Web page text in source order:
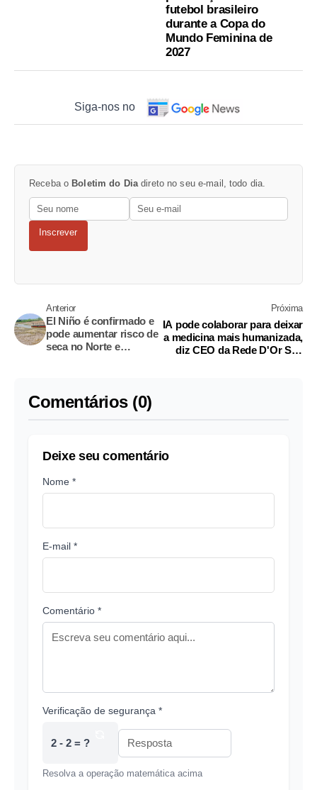
futebol brasileiro
durante a Copa do
Mundo Feminina de
2027
Siga-nos no
Receba o Boletim do Diadireto no seu e-mail, todo dia.
Inscrever
Anterior
El Niño é confirmado e
pode aumentar risco de
seca no Norte e
Próxima
IA pode colaborar para deixar
a medicina mais humanizada,
diz CEO da Rede D'Or São
Comentários (0)
Deixe seu comentário
Nome *
E-mail *
Comentário *
Verificação de segurança *
2 - 2 = ?
Resolva a operação matemática acima